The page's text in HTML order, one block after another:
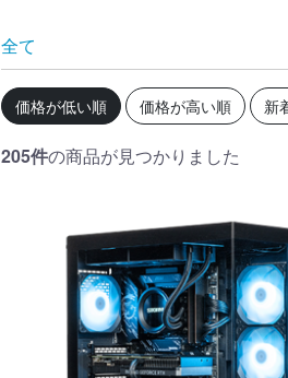
初心者の方、「どのPCを選
べばいいかわからない」そ
んな方にこそ選んでほし
い、エントリーモデルで
す。
全て
価格が低い順 価格が高い順 新
205件の商品が見つかりました